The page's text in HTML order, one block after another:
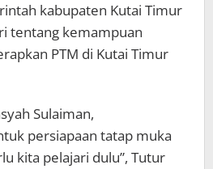
kabupaten Kutai Timur
tentang kemampuan
PTM di Kutai Timur
Sulaiman,
persiapaan tatap muka
kita pelajari dulu”, Tutur